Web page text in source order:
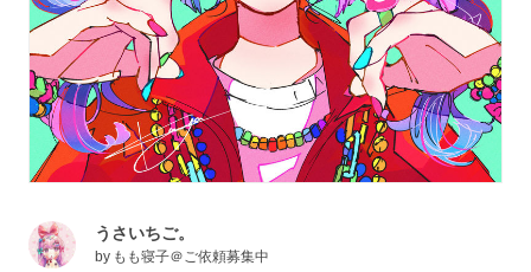
うさいちご。
by もも寝子＠ご依頼募集中